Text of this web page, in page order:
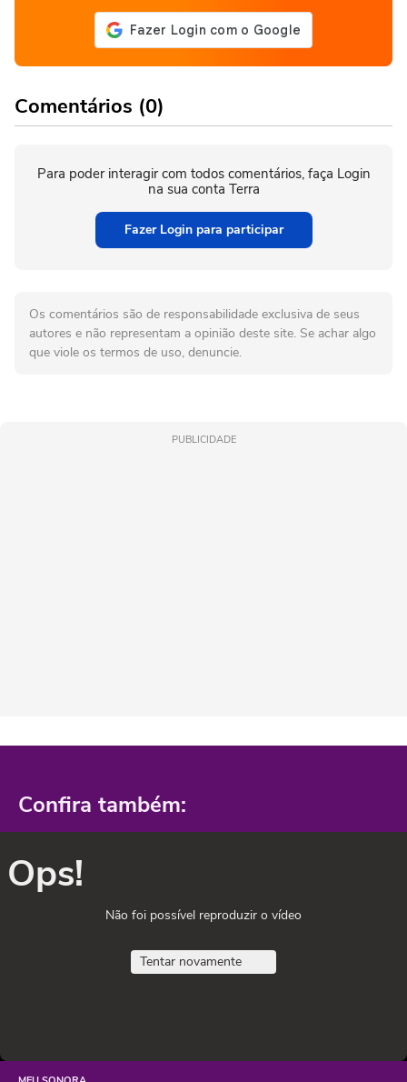
Comentários (0)
Para poder interagir com todos comentários, faça Login
na sua conta Terra
Fazer Login para participar
Os comentários são de responsabilidade exclusiva de seus
autores e não representam a opinião deste site. Se achar algo
que viole os termos de uso, denuncie.
PUBLICIDADE
Confira também:
Ops!
Não foi possível reproduzir o vídeo
Tentar novamente